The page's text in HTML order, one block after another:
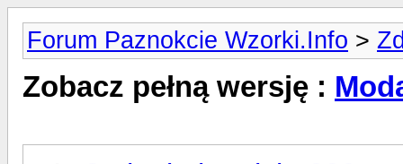
Forum Paznokcie Wzorki.Info >
Zobacz pełną wersję :